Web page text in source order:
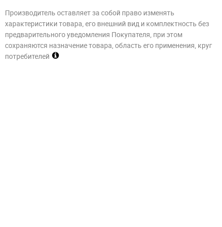
Производитель оставляет за собой право изменять
характеристики товара, его внешний вид и комплектность без
предварительного уведомления Покупателя, при этом
сохраняются назначение товара, область его применения, круг
потребителей